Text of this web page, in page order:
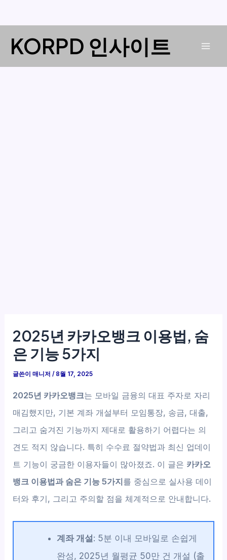
KORPD 인사이트
2025년 카카오뱅크 이용법, 숨
은 기능 5가지
글쓴이매니저/ 8월 17, 2025
2025년 카카오뱅크는 모바일 금융의 대표 주자로 자리
매김했지만, 기본 계좌 개설부터 모임통장, 송금, 대출,
그리고 숨겨진 기능까지 제대로 활용하기 어렵다는 의
견도 적지 않습니다. 특히 수수료 절약법과 최신 업데이
트 기능이 궁금한 이용자들이 많아졌죠. 이 글은 카카오
뱅크 이용법과 숨은 기능 5가지를 중심으로 실사용 데이
터와 후기, 그리고 주의할 점을 체계적으로 안내합니다.
계좌 개설: 5분 이내 모바일로 손쉽게
완성, 2025년 월평균 50만 건 개설 (출